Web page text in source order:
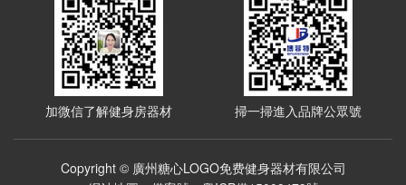
加微信了解健身房器材 掃一掃進入品牌公眾號
Copyright © 廣州糖心LOGO免费健身器材有限公司